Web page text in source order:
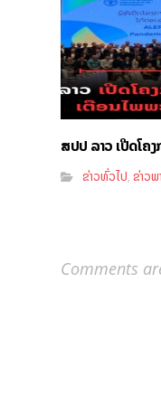
ສປປ ລາວ ເປີດໂຄ
ຂ່າວທົ່ວໄປ,ຂ່າວພ
Comments